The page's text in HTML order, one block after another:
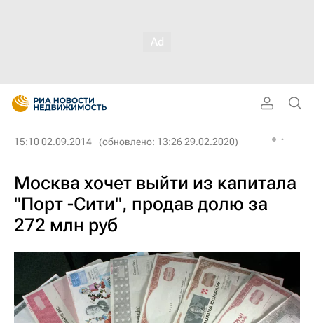
15:10 02.09.2014 (обновлено: 13:26 29.02.2020)
Москва хочет выйти из капитала
"Порт -Сити", продав долю за
272 млн руб